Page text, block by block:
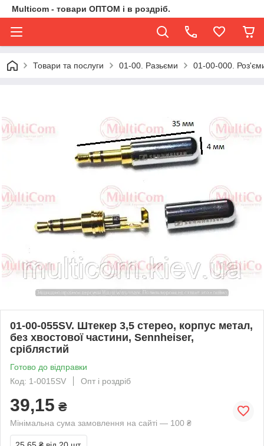
Multicom - товари ОПТОМ і в роздріб.
Товари та послуги 01-00. Разьєми 01-00-000.
01-00-055SV. Штекер 3,5 стерео, корпус метал,
без хвостової частини, Sennheiser,
сріблястий
Готово до відправки
Код: 1-0015SV
Опт і роздріб
39,15 ₴
Мінімальна сума замовлення на сайті — 100 ₴